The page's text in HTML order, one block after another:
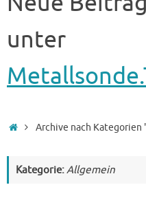
unter
Startseite
Archive nach Kategorien
Kategorie:Allgemein